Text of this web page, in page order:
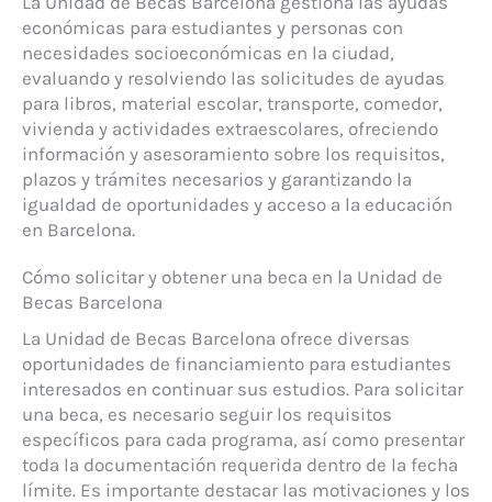
económicas para estudiantes y personas con
necesidades socioeconómicas en la ciudad,
evaluando y resolviendo las solicitudes de ayudas
para libros, material escolar, transporte, comedor,
vivienda y actividades extraescolares, ofreciendo
información y asesoramiento sobre los requisitos,
plazos y trámites necesarios y garantizando la
igualdad de oportunidades y acceso a la educación
en Barcelona.
Cómo solicitar y obtener una beca en la Unidad de
Becas Barcelona
La Unidad de Becas Barcelona ofrece diversas
oportunidades de financiamiento para estudiantes
interesados en continuar sus estudios. Para solicitar
una beca, es necesario seguir los requisitos
específicos para cada programa, así como presentar
toda la documentación requerida dentro de la fecha
límite. Es importante destacar las motivaciones y los